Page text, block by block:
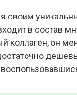
своим
в состав
коллаген, он